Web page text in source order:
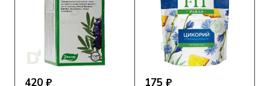
420 ₽ 175 ₽